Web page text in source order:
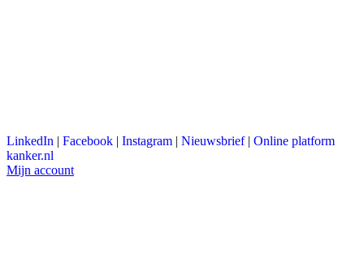
LinkedIn | Facebook | Instagram | Nieuwsbrief | Online platform
kanker.nl
Mijn account